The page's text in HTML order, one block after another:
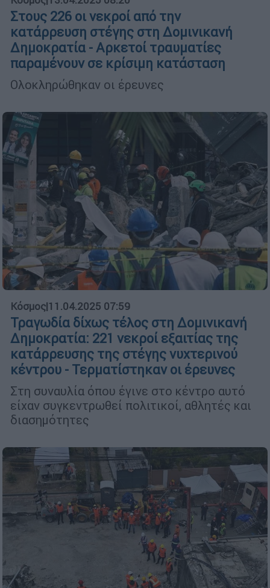
Στους 226 οι νεκροί από την
κατάρρευση στέγης στη Δομινικανή
Δημοκρατία - Αρκετοί τραυματίες
παραμένουν σε κρίσιμη κατάσταση
Ολοκληρώθηκαν οι έρευνες
Κόσμος|11.04.2025 07:59
Τραγωδία δίχως τέλος στη Δομινικανή
Δημοκρατία: 221 νεκροί εξαιτίας της
κατάρρευσης της στέγης νυχτερινού
κέντρου - Τερματίστηκαν οι έρευνες
Στη συναυλία όπου έγινε στο κέντρο αυτό
είχαν συγκεντρωθεί πολιτικοί, αθλητές και
διασημότητες